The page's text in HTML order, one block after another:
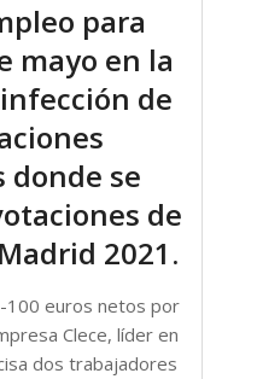
para
mayo en la
de
donde se
de
2021.
100 euros netos por
Clece, líder en
dos trabajadores